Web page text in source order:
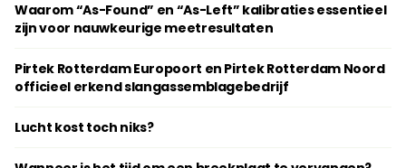
Waarom “As-Found” en “As-Left” kalibraties essentieel
zijn voor nauwkeurige meetresultaten
Pirtek Rotterdam Europoort en Pirtek Rotterdam Noord
officieel erkend slangassemblagebedrijf
Lucht kost toch niks?